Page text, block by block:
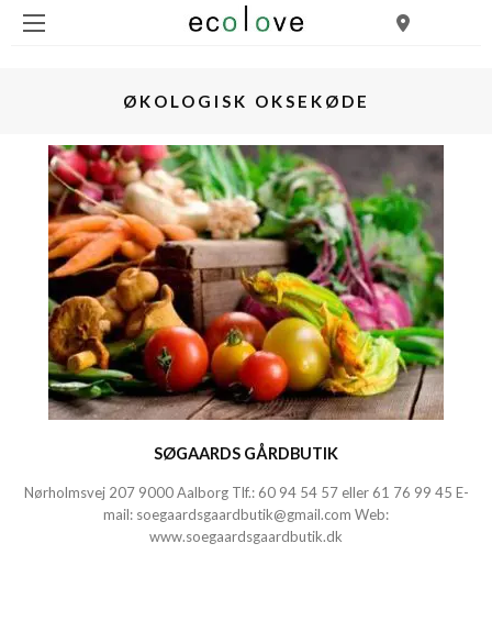
ØKOLOGISK OKSEKØDE
SØGAARDS GÅRDBUTIK
Nørholmsvej 207 9000 Aalborg Tlf.:60 94 54 57eller61 76 99 45 E-
mail: soegaardsgaardbutik@gmail.com Web:
www.soegaardsgaardbutik.dk